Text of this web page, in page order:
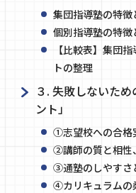
集団指導塾の特
個別指導塾の特
【比較表】集団
トの整理
３. 失敗しないた
ント」
①志望校への合格
②講師の質と相性
③通塾のしやすさ
④カリキュラムの